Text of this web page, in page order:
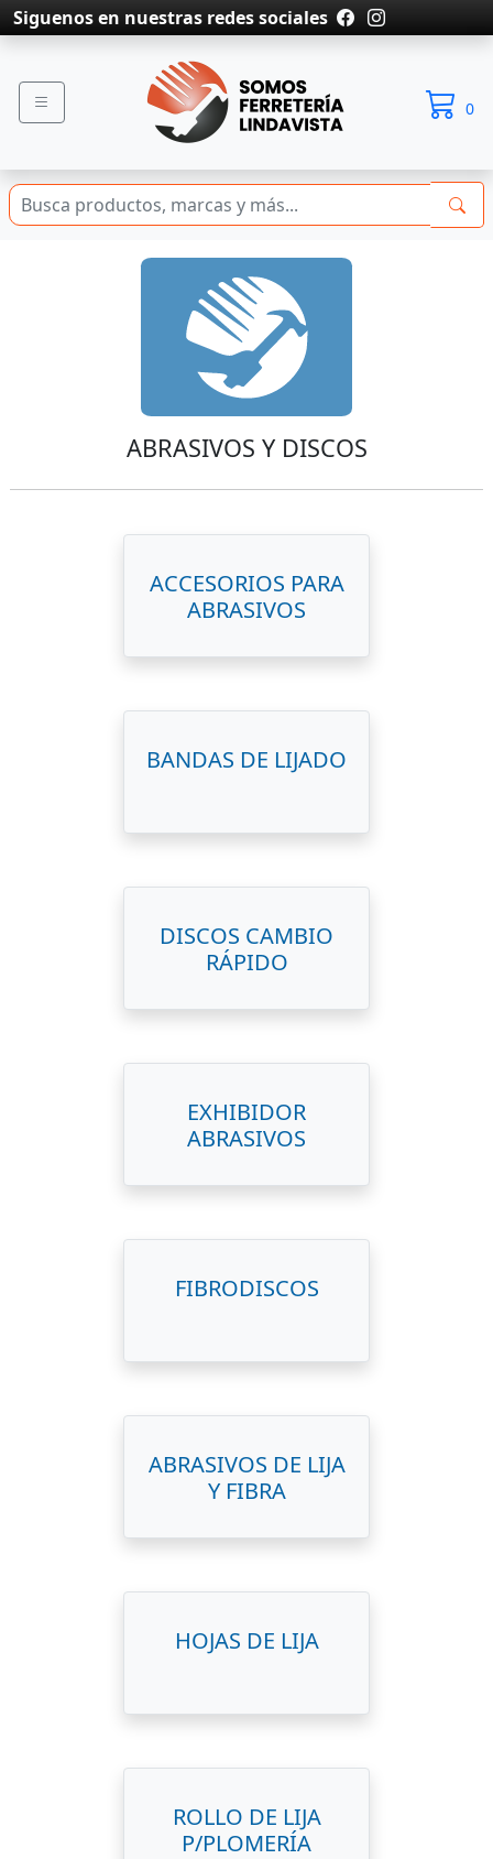
Siguenos en nuestras redes sociales
0
ABRASIVOS Y DISCOS
ACCESORIOS PARA
ABRASIVOS
BANDAS DE LIJADO
DISCOS CAMBIO
RÁPIDO
EXHIBIDOR
ABRASIVOS
FIBRODISCOS
ABRASIVOS DE LIJA
Y FIBRA
HOJAS DE LIJA
ROLLO DE LIJA
P/PLOMERÍA